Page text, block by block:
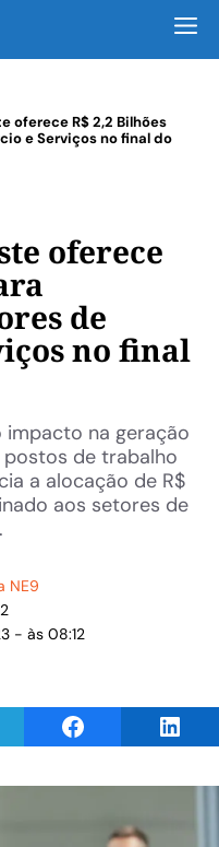
oferece R$ 2,2 Bilhões
e Serviços no final do
oferece
de
no final
impacto na geração
de trabalho
a alocação de R$
aos setores de
NE9
- às 08:12
on TelegramShare on Facebook